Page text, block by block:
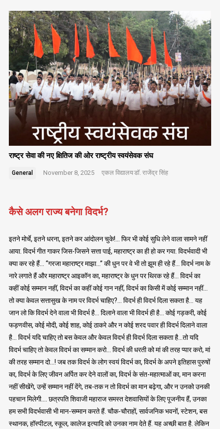
राष्ट्र सेवा की नए क्षितिज की ओर राष्ट्रीय स्वयंसेवक संघ
General November 8, 2025 एकल विद्यालयडॉ. राजेंद्र सिंह
कैसे अलग राज्य बनेगा विदर्भ?
इतने मोर्चे, इतने धरना, इतने कर आंदोलन चुके!… फिर भी कोई सुधि लेने वाला सामने नहीं
आया. विदर्भ गीत गाकर जिस-जिसने सत्ता पाई, महाराष्ट्र का ही हो कर गया. विदर्भवादी भी
क्या कर रहे हैं… “गरजा महाराष्ट्र माझा…” की धुन पर वे भी तो झूम ही रहे हैं… विदर्भ नाम के
नारे लगाते हैं और महाराष्ट्र आइकॉन का, महाराष्ट्र के धुन पर थिरक रहे हैं… विदर्भ का
कहीं कोई सम्मान नहीं, विदर्भ का कहीं कोई गान नहीं, विदर्भ का किसी में कोई सम्मान नहीं…
तो क्या केवल सत्तासुख के नाम पर विदर्भ चाहिए?… विदर्भ ही विदर्भ दिला सकता है… यह
जान लो कि विदर्भ देने वाला भी विदर्भ है… दिलाने वाला भी विदर्भ ही है… कोई गड़करी, कोई
फड़णवीस, कोई मोदी, कोई शाह, कोई ठाकरे और न कोई शरद पवार ही विदर्भ दिलाने वाला
है… विदर्भ यदि चाहिए तो बस केवल और केवल विदर्भ ही विदर्भ दिला सकता है…तो यदि
विदर्भ चाहिए तो केवल विदर्भ का सम्मान करो… विदर्भ की धरती को मां की तरह प्यार करो, मां
की तरह सम्मान दो…! जब तक विदर्भ के लोग स्वयं विदर्भ का, विदर्भ के अपने इतिहास पुरुषों
का, विदर्भ के लिए जीवन अर्पित कर देने वालों का, विदर्भ के संत-महात्माओं का, मान करना
नहीं सीखेंगे, उन्हें सम्मान नहीं देंगे, तब-तक न तो विदर्भ का मान बढ़ेगा, और न उनको उनकी
पहचान मिलेगी…. छत्रपति शिवाजी महाराज समस्त देशवासियों के लिए पूजनीय हैं, उनका
हम सभी विदर्भवासी भी मान-सम्मान करते हैं. चौक-चौराहों, सार्वजनिक भवनों, स्टेशन, बस
स्थानक, हॉस्पीटल, स्कूल, कालेज इत्यादि को उनका नाम देते हैं. यह अच्छी बात है. लेकिन